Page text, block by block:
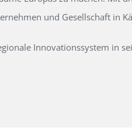
und Gesellschaft in
Innovationssystem in